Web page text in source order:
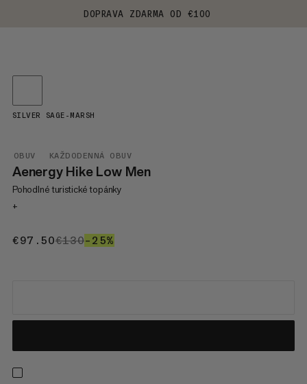
DOPRAVA ZDARMA OD €100
OBUV KAŽDODENNÁ OBUV
Aenergy Hike Low Men
Pohodlné turistické topánky
+
€97.50€97.50
€130€130
–25%
SILVER SAGE-MARSH